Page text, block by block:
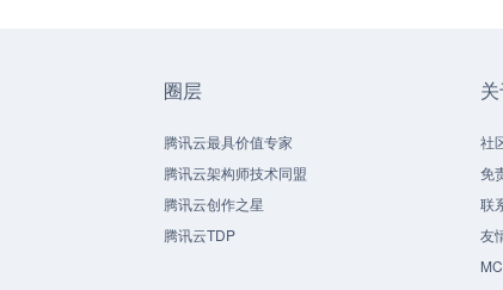
圈层
腾讯云最具价值专家
腾讯云架构师技术同盟
腾讯云创作之星
腾讯云TDP
社
免
联
友